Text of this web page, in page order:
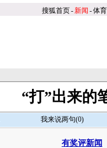
搜狐首页-新闻 -体育
“打”出来的
我来说两句(0)
有奖评新闻